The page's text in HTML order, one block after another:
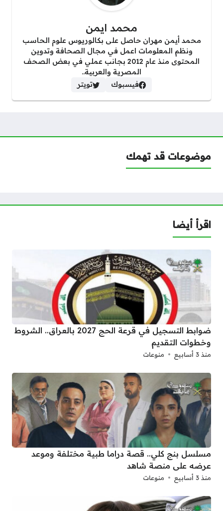
محمد ايمن
محمد أيمن مهران حاصل على بكالوريوس علوم الحاسب
ونظم المعلومات اعمل في مجال الصحافة وتدوين
المحتوى منذ عام 2012 بجانب عملي في بعض الصحف
المصرية والعربية..
فيسبوك
تويتر
موضوعات قد تهمك
اقرأ أيضا
ضوابط التسجيل في قرعة الحج 2027 بالعراق.. الشروط
وخطوات التقديم
منذ 3 أسابيع منوعات
مسلسل بنج كلي.. قصة دراما طبية مختلفة وموعد
عرضه على منصة شاهد
منذ 3 أسابيع منوعات